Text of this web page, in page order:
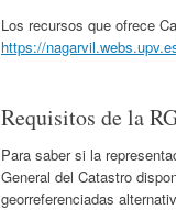
Los recursos que ofrece
https://
Requisitos de la
Para saber si la
General del Catastro
georreferenciadas